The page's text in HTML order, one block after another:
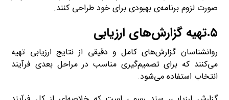
صورت لزوم برنامه‌ی بهبودی برای خود طراحی کنند.
۵.تهیه گزارش‌های ارزیابی
روانشناسان گزارش‌های کامل و دقیقی از نتایج ارزیابی تهیه
می‌کنند که برای تصمیم‌گیری مناسب در مراحل بعدی فرآیند
انتخاب استفاده می‌شود.